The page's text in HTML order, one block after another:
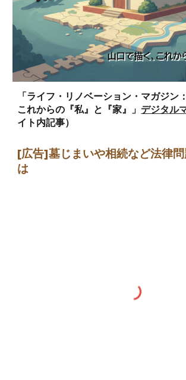
「ライフ・リノベーション・マガジン
これからの『私』と『家』」 デジタル
イト内記事）
[広告]墓じまいや相続など法律
は